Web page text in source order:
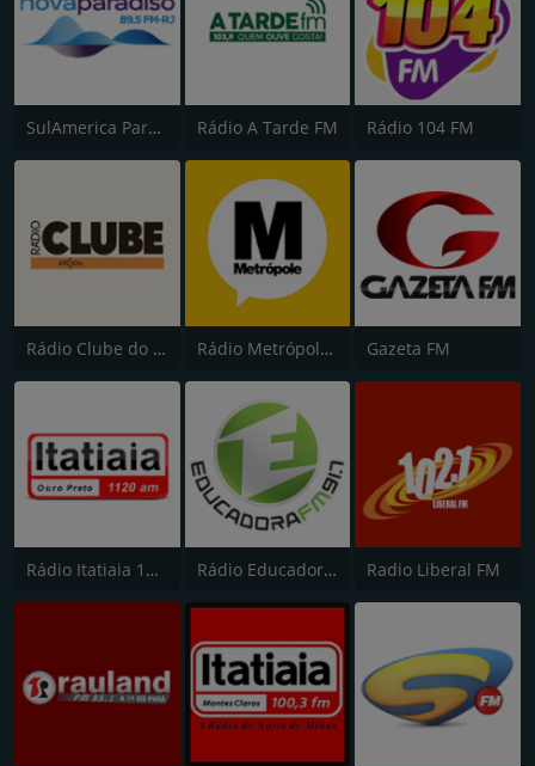
SulAmerica Paradiso FM Rádio A Tarde FM Rádio 104 FM
Rádio Clube do Pará Rádio Metrópole 101.3 FM Gazeta FM
Rádio Itatiaia 1120 AM Ouro Preto Rádio Educadora FM 91.7 Radio Liberal FM